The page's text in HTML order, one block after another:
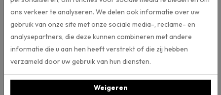
Specificaties
Artikelnummer
ons verkeer te analyseren. We delen ook informatie over uw
gebruik van onze site met onze sociale media-, reclame- en
analysepartners, die deze kunnen combineren met andere
informatie die u aan hen heeft verstrekt of die zij hebben
verzameld door uw gebruik van hun diensten.
Weigeren